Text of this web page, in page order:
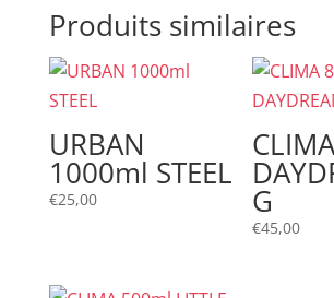
Produits similaires
URBAN
1000ml STEEL
€25,00 G
€45,00